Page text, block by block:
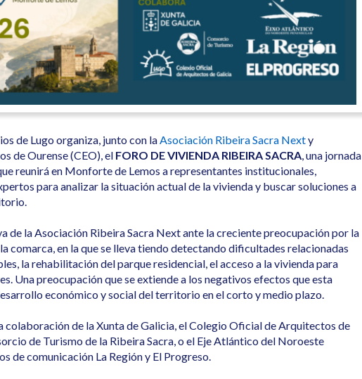
de Lugo organiza, junto con la Asociación Ribeira Sacra Nexty
de Ourense (CEO), el FORO DE VIVIENDA RIBEIRA SACRA , una jornada
reunirá en Monforte de Lemos a representantes institucionales,
para analizar la situación actual de la vivienda y buscar soluciones a
de la Asociación Ribeira Sacra Next ante la creciente preocupación por la
comarca, en la que se lleva tiendo detectando dificultades relacionadas
la rehabilitación del parque residencial, el acceso a la vivienda para
Una preocupación que se extiende a los negativos efectos que esta
económico y social del territorio en el corto y medio plazo.
colaboración de la Xunta de Galicia, el Colegio Oficial de Arquitectos de
de Turismo de la Ribeira Sacra, o el Eje Atlántico del Noroeste
de comunicación La Región y El Progreso.